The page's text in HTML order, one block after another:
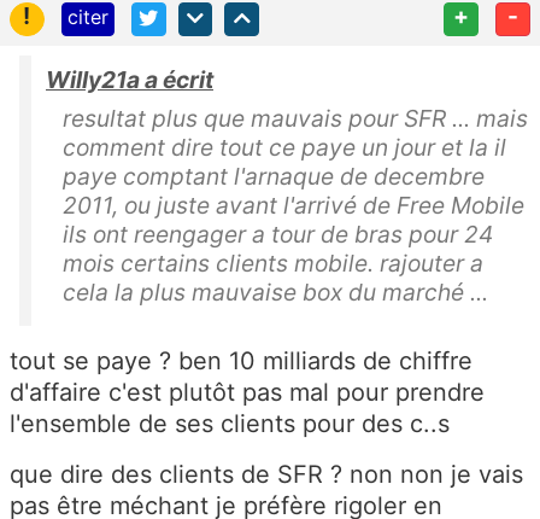
!
citer + -
Willy21a a écrit
resultat plus que mauvais pour SFR ... mais
comment dire tout ce paye un jour et la il
paye comptant l'arnaque de decembre
2011, ou juste avant l'arrivé de Free Mobile
ils ont reengager a tour de bras pour 24
mois certains clients mobile. rajouter a
cela la plus mauvaise box du marché ...
tout se paye ? ben 10 milliards de chiffre
d'affaire c'est plutôt pas mal pour prendre
l'ensemble de ses clients pour des c..s
que dire des clients de SFR ? non non je vais
pas être méchant je préfère rigoler en